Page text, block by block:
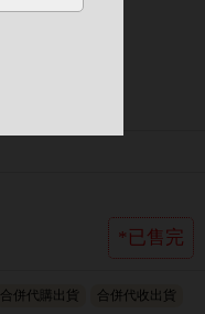
*已售完
合併代購出貨
合併代收出貨